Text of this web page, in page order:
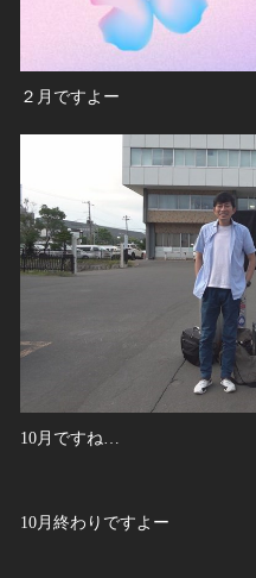
２月ですよー
10月ですね…
10月終わりですよー